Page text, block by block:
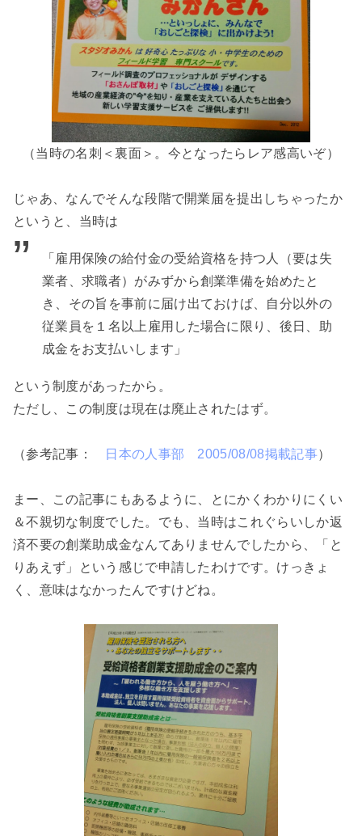
（当時の名刺＜裏面＞。今となったらレア感高いぞ）
じゃあ、なんでそんな段階で開業届を提出しちゃったか
というと、当時は
「雇用保険の給付金の受給資格を持つ人（要は失
業者、求職者）がみずから創業準備を始めたと
き、その旨を事前に届け出ておけば、自分以外の
従業員を１名以上雇用した場合に限り、後日、助
成金をお支払いします」
という制度があったから。
ただし、この制度は現在は廃止されたはず。
（参考記事： 日本の人事部 2005/08/08掲載記事）
まー、この記事にもあるように、とにかくわかりにくい
＆不親切な制度でした。でも、当時はこれぐらいしか返
済不要の創業助成金なんてありませんでしたから、「と
りあえず」という感じで申請したわけです。けっきょ
く、意味はなかったんですけどね。